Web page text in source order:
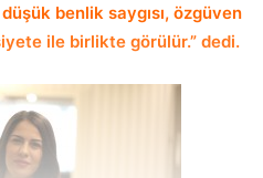
benlik saygısı, özgüven
ile birlikte görülür.” dedi.